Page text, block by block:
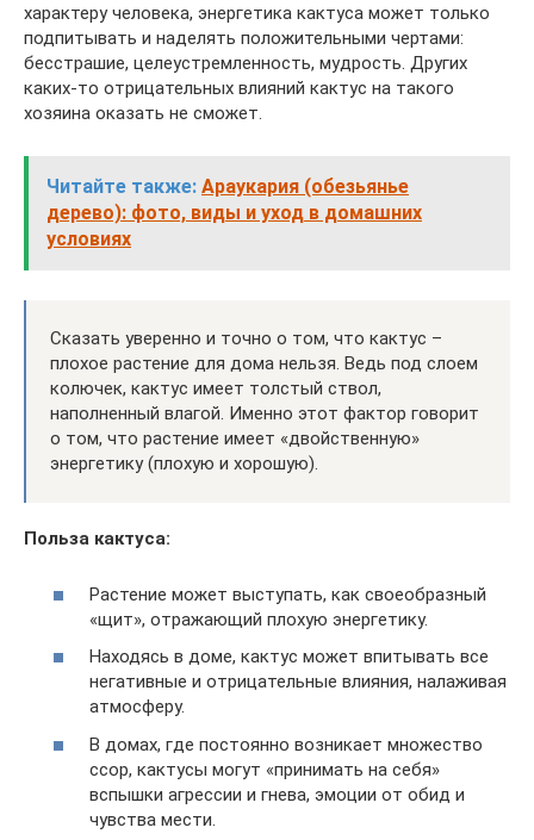
характеру человека, энергетика кактуса может только
подпитывать и наделять положительными чертами:
бесстрашие, целеустремленность, мудрость. Других
каких-то отрицательных влияний кактус на такого
хозяина оказать не сможет.
Читайте также: Араукария (обезьянье
дерево): фото, виды и уход в домашних
условиях
Сказать уверенно и точно о том, что кактус –
плохое растение для дома нельзя. Ведь под слоем
колючек, кактус имеет толстый ствол,
наполненный влагой. Именно этот фактор говорит
о том, что растение имеет «двойственную»
энергетику (плохую и хорошую).
Польза кактуса:
Растение может выступать, как своеобразный
«щит», отражающий плохую энергетику.
Находясь в доме, кактус может впитывать все
негативные и отрицательные влияния, налаживая
атмосферу.
В домах, где постоянно возникает множество
ссор, кактусы могут «принимать на себя»
вспышки агрессии и гнева, эмоции от обид и
чувства мести.